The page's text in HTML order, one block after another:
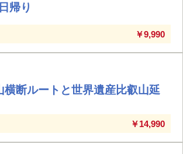
帰り
￥9,990
横断ルートと世界遺産比叡山延
￥14,990